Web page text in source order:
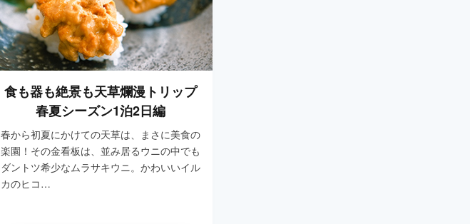
食も器も絶景も天草爛漫トリップ
春夏シーズン1泊2日編
春から初夏にかけての天草は、まさに美食の
楽園！その金看板は、並み居るウニの中でも
ダントツ希少なムラサキウニ。かわいいイル
カのヒコ…